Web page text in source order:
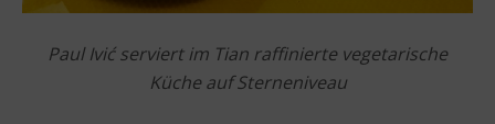
Paul Ivić serviert im Tian raffinierte vegetarische
Küche auf Sterneniveau